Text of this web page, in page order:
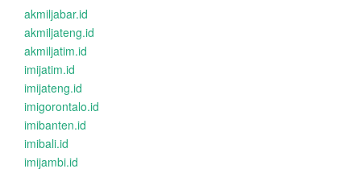
akmiljabar.id
akmiljateng.id
akmiljatim.id
imijatim.id
imijateng.id
imigorontalo.id
imibanten.id
imibali.id
imijambi.id